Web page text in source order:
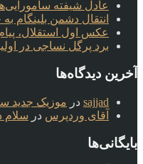
عادل شیفته
انتقال دشمن
عکس اول استقلال،
برد پرگل نساجی در
آخرین دیدگاه‌ها
sajjad در موزیک جدید
آقای وردپرس در سلام
بایگانی‌ها